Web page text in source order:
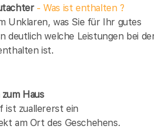
- Was ist enthalten ?
Unklaren, was Sie für Ihr gutes
deutlich welche Leistungen bei
ist.
Haus
ist zuallererst ein
am Ort des Geschehens.